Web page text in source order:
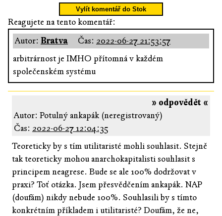
Vylít komentář do Stok
Reagujete na tento komentář:
Autor: Bratva Čas: 2022-06-27 21:53:57
arbitrárnost je IMHO přítomná v každém
společenském systému
» odpovědět «
Autor: Potulný ankapák (neregistrovaný)
Čas: 2022-06-27 12:04:35
Teoreticky by s tím utilitaristé mohli souhlasit. Stejně
tak teoreticky mohou anarchokapitalisti souhlasit s
principem neagrese. Bude se ale 100% dodržovat v
praxi? Toť otázka. Jsem přesvědčením ankapák. NAP
(doufám) nikdy nebude 100%. Souhlasili by s tímto
konkrétním příkladem i utilitaristé? Doufám, že ne,